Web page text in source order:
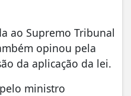
ao Supremo Tribunal
opinou pela
da aplicação da lei.
ministro